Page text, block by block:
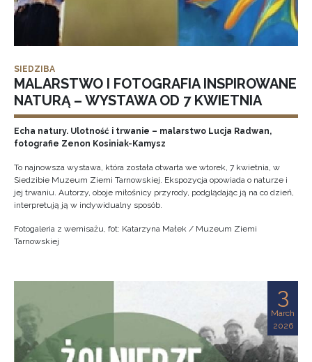
SIEDZIBA
MALARSTWO I FOTOGRAFIA INSPIROWANE
NATURĄ – WYSTAWA OD 7 KWIETNIA
Echa natury. Ulotność i trwanie – malarstwo Lucja Radwan,
fotografie Zenon Kosiniak-Kamysz
To najnowsza wystawa, która została otwarta we wtorek, 7 kwietnia, w
Siedzibie Muzeum Ziemi Tarnowskiej. Ekspozycja opowiada o naturze i
jej trwaniu. Autorzy, oboje miłośnicy przyrody, podglądając ją na co dzień,
interpretują ją w indywidualny sposób.
Fotogaleria z wernisażu, fot: Katarzyna Małek / Muzeum Ziemi
Tarnowskiej
3
March
2026